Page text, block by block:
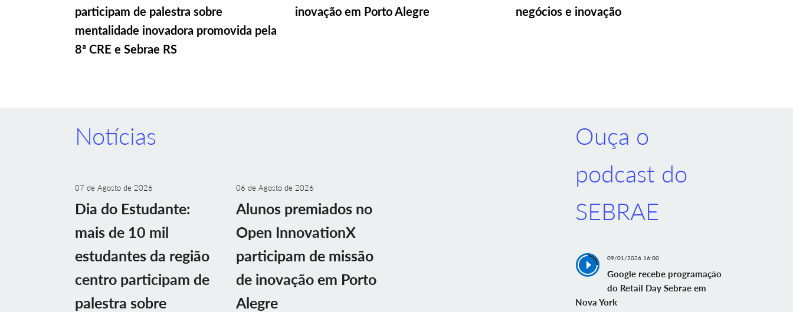
participam de palestra sobre
mentalidade inovadora promovida pela
8ª CRE e Sebrae RS
inovação em Porto Alegre
negócios e inovação
Notícias
07 de Agosto de 2026
Dia do Estudante:
mais de 10 mil
estudantes da região
centro participam de
palestra sobre
06 de Agosto de 2026
Alunos premiados no
Open InnovationX
participam de missão
de inovação em Porto
Alegre
Ouça o
podcast do
SEBRAE
09/01/2026 16:00
Google recebe programação
do Retail Day Sebrae em
Nova York